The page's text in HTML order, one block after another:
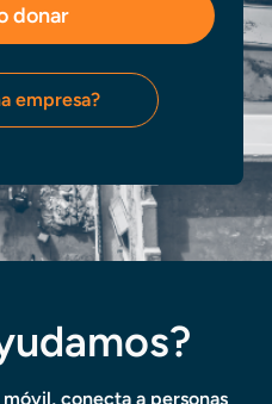
donar
empresa?
conecta a personas